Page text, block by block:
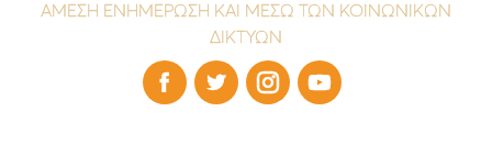
ΑΜΕΣΗ ΕΝΗΜΕΡΩΣΗ ΚΑΙ ΜΕΣΩ ΤΩΝ ΚΟΙΝΩΝΙΚΩΝ
ΔΙΚΤΥΩΝ
   